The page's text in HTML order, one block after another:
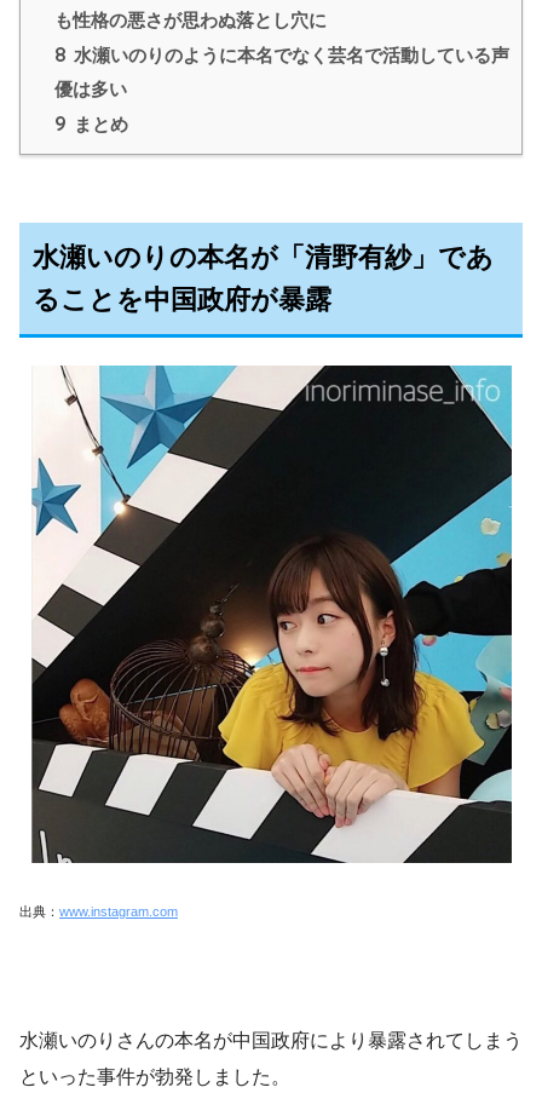
も性格の悪さが思わぬ落とし穴に
8 水瀬いのりのように本名でなく芸名で活動している声
優は多い
9 まとめ
水瀬いのりの本名が「清野有紗」であ
ることを中国政府が暴露
出典： www.instagram.com
水瀬いのりさんの本名が中国政府により暴露されてしまう
といった事件が勃発しました。